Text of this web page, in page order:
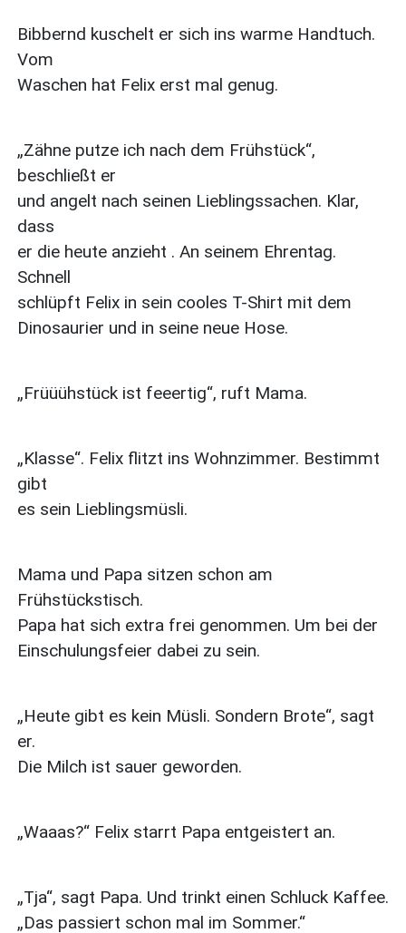
Bibbernd kuschelt er sich ins warme Handtuch.
Vom
Waschen hat Felix erst mal genug.
„Zähne putze ich nach dem Frühstück“,
beschließt er
und angelt nach seinen Lieblingssachen. Klar,
dass
er die heute anzieht . An seinem Ehrentag.
Schnell
schlüpft Felix in sein cooles T-Shirt mit dem
Dinosaurier und in seine neue Hose.
„Früüühstück ist feeertig“, ruft Mama.
„Klasse“. Felix flitzt ins Wohnzimmer. Bestimmt
gibt
es sein Lieblingsmüsli.
Mama und Papa sitzen schon am
Frühstückstisch.
Papa hat sich extra frei genommen. Um bei der
Einschulungsfeier dabei zu sein.
„Heute gibt es kein Müsli. Sondern Brote“, sagt
er.
Die Milch ist sauer geworden.
„Waaas?“ Felix starrt Papa entgeistert an.
„Tja“, sagt Papa. Und trinkt einen Schluck Kaffee.
„Das passiert schon mal im Sommer.“